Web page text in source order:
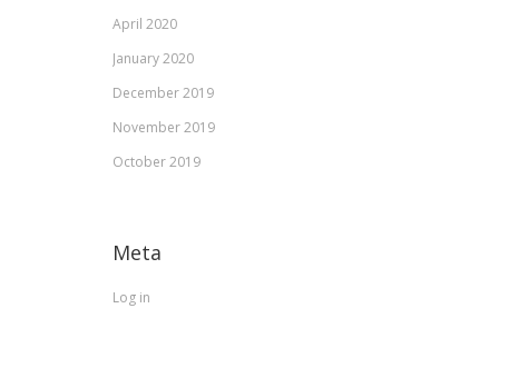
April 2020
January 2020
December 2019
November 2019
October 2019
Meta
Log in